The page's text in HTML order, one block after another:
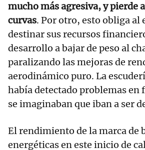
mucho más agresiva, y pierde
curvas. Por otro, esto obliga al
destinar sus recursos
desarrollo a bajar de peso al
paralizando las mejoras de
aerodinámico puro. La
había detectado problemas en
se imaginaban que iban a ser
El rendimiento de la marca de
energéticas en este inicio de